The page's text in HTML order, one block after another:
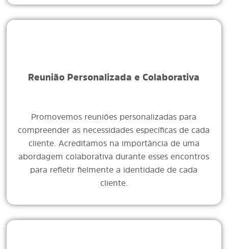
Reunião Personalizada e Colaborativa
Promovemos reuniões personalizadas para
compreender as necessidades específicas de cada
cliente. Acreditamos na importância de uma
abordagem colaborativa durante esses encontros
para refletir fielmente a identidade de cada
cliente.